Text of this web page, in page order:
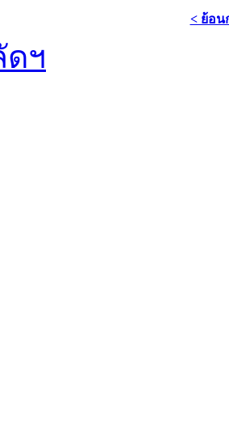
< ย้อน
ฯ